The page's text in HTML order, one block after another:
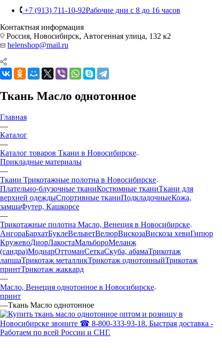
+7 (913) 711-10-92Рабочие дни с 8 до 16 часов
Контактная информация
Россия, Новосибирск, Автогенная улица, 132 к2
helenshop@mail.ru
Ткань Масло однотонное
Главная
—
Каталог
—
Каталог товаров Ткани в Новосибирске
Прикладные материалы
—
Ткани Трикотажные полотна в Новосибирске
Плательно-блузочные тканиКостюмные тканиТкани для
верхней одеждыСпортивные тканиПодкладочныеКожа,
замшаФутер, Кашкорсе
—
Трикотажные полотна Масло, Венеция в Новосибирске
АнгораБархатБуклеВельветВелюрВискозаВискоза хевиГипюр
КружевоДиорЛакостаМальбороМеланж
(сандра)МодиарОттоманСеткаСкуба, абамаТрикотаж
лапшаТрикотаж металликТрикотаж однотонныйТрикотаж
принтТрикотаж жаккард
—
Масло, Венеция однотонное в Новосибирске
принт
—Ткань Масло однотонное